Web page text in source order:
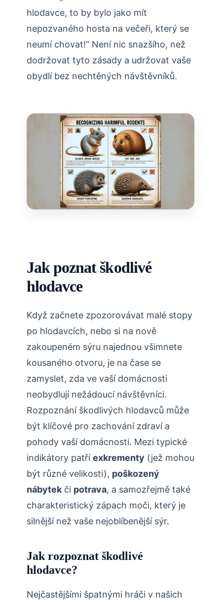
hlodavce, to by bylo ⁤jako mít
nepozvaného hosta na večeři, který se
neumí chovat!“‌ Není nic snazšího, než‍
dodržovat tyto ‌zásady a ⁢udržovat vaše
obydlí bez‍ nechtěných návštěvníků.
Jak poznat škodlivé
hlodavce
Když začnete zpozorovávat ⁢malé stopy
po hlodavcích, nebo si na nově‍
zakoupeném sýru najednou všimnete
kousaného otvoru, je na čase se
⁤zamyslet, zda ve vaší domácnosti
neobydlují nežádoucí návštěvníci.
Rozpoznání škodlivých hlodavců může
být klíčové pro zachování⁤ zdraví a
pohody vaší domácnosti. Mezi typické
indikátory patříexkrementy (jež mohou
být‌ různé velikosti), poškozený⁢
nábytekči potrava, a samozřejmě také
charakteristický zápach moči,‍ který je
silnější‌ než vaše nejoblíbenější sýr.
Jak rozpoznat škodlivé
⁣hlodavce?
Nejčastějšími špatnými⁢ hráči v našich